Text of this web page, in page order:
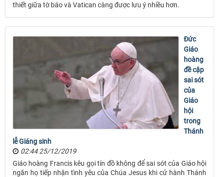
thiết giữa tờ báo và Vatican càng được lưu ý nhiều hơn.
Đức
Giáo
hoàng
đề cập
sai sót
của
Giáo
hội
trong
Thánh
lễ Giáng sinh
02:44 25/12/2019
Giáo hoàng Francis kêu gọi tín đồ không để sai sót của Giáo hội
ngăn họ tiếp nhận tình yêu của Chúa Jesus khi cử hành Thánh